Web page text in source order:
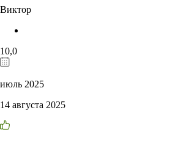
Виктор
10,0
июль 2025
14 августа 2025